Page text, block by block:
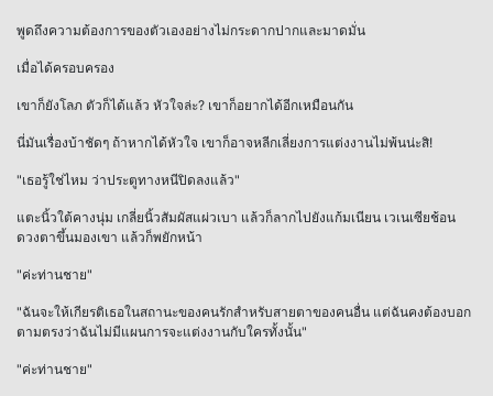
พูดถึงความต้องการของตัวเองอย่างไม่กระดากปากและมาดมั่น
เมื่อได้ครอบครอง
เขาก็ยังโลภ ตัวก็ได้แล้ว หัวใจล่ะ? เขาก็อยากได้อีกเหมือนกัน
นี่มันเรื่องบ้าชัดๆ ถ้าหากได้หัวใจ เขาก็อาจหลีกเลี่ยงการแต่งงานไม่พ้นน่ะสิ!
"เธอรู้ใช่ไหม ว่าประตูทางหนีปิดลงแล้ว"
แตะนิ้วใต้คางนุ่ม เกลี่ยนิ้วสัมผัสแผ่วเบา แล้วก็ลากไปยังแก้มเนียน เวเนเซียช้อน
ดวงตาขึ้นมองเขา แล้วก็พยักหน้า
"ค่ะท่านชาย"
"ฉันจะให้เกียรติเธอในสถานะของคนรักสำหรับสายตาของคนอื่น แต่ฉันคงต้องบอก
ตามตรงว่าฉันไม่มีแผนการจะแต่งงานกับใครทั้งนั้น"
"ค่ะท่านชาย"